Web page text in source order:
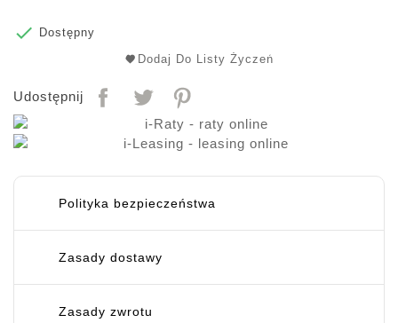

Dostępny
Dodaj Do Listy Życzeń
Udostępnij
Polityka bezpieczeństwa
Zasady dostawy
Zasady zwrotu